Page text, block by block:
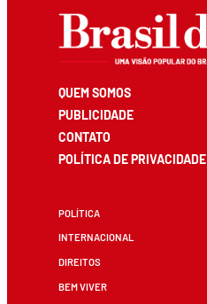
QUEM SOMOS
PUBLICIDADE
CONTATO
POLÍTICA DE PRIVACIDADE
POLÍTICA
INTERNACIONAL
DIREITOS
BEM VIVER